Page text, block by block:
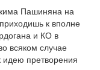
Пашиняна на
к вполне
и КО в
всяком случае
идею претворения